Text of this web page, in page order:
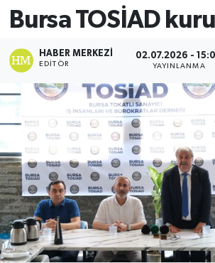
Bursa TOSİAD
HABER MERKEZI
EDITÖR
02.07.2026 -
YAYINLANMA